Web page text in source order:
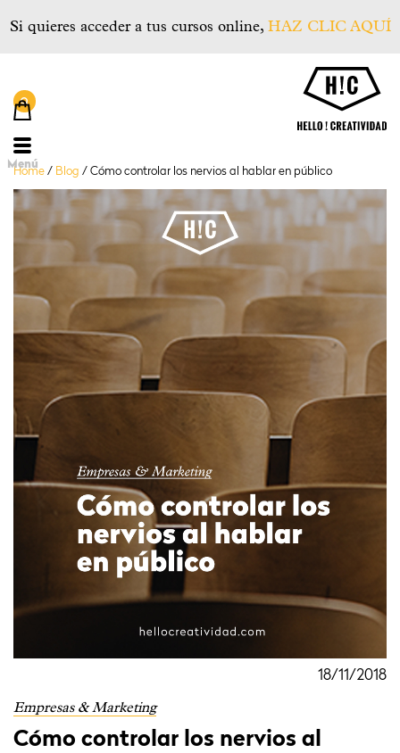
Si quieres acceder a tus cursos online, HAZ CLIC AQUÍ
Menú
Home / Blog / Cómo controlar los nervios al hablar en público
18/11/2018
Empresas & Marketing
Cómo controlar los nervios al